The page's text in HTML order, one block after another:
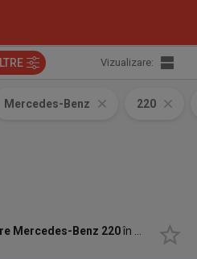
Vizualizare:
Mercedes-Benz 220
Mercedes-Benz 220în
Marginea,